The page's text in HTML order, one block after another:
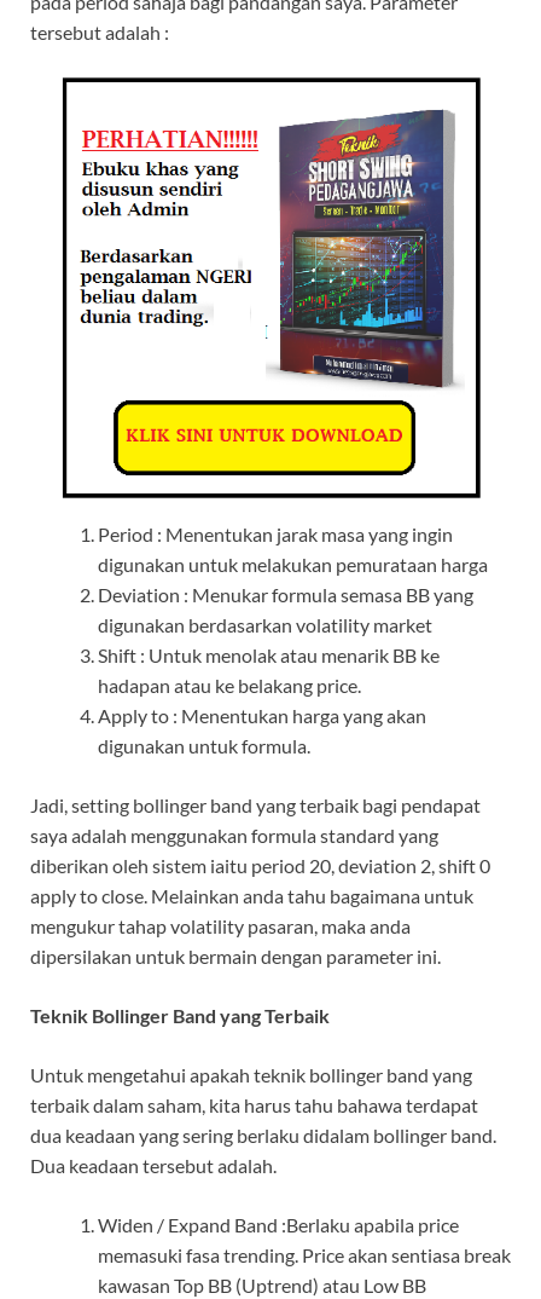
tersebut adalah :
Period : Menentukan jarak masa yang ingin
digunakan untuk melakukan pemurataan harga
Deviation : Menukar formula semasa BB yang
digunakan berdasarkan volatility market
Shift : Untuk menolak atau menarik BB ke
hadapan atau ke belakang price.
Apply to : Menentukan harga yang akan
digunakan untuk formula.
Jadi, setting bollinger band yang terbaik bagi pendapat
saya adalah menggunakan formula standard yang
diberikan oleh sistem iaitu period 20, deviation 2, shift 0
apply to close. Melainkan anda tahu bagaimana untuk
mengukur tahap volatility pasaran, maka anda
dipersilakan untuk bermain dengan parameter ini.
Teknik Bollinger Band yang Terbaik
Untuk mengetahui apakah teknik bollinger band yang
terbaik dalam saham, kita harus tahu bahawa terdapat
dua keadaan yang sering berlaku didalam bollinger band.
Dua keadaan tersebut adalah.
Widen / Expand Band :Berlaku apabila price
memasuki fasa trending. Price akan sentiasa break
kawasan Top BB (Uptrend) atau Low BB